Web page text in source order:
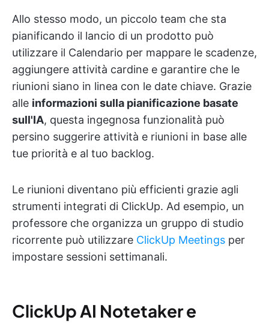
Allo stesso modo, un piccolo team che sta
pianificando il lancio di un prodotto può
utilizzare il Calendario per mappare le scadenze,
aggiungere attività cardine e garantire che le
riunioni siano in linea con le date chiave. Grazie
alle informazioni sulla pianificazione basate
sull'IA, questa ingegnosa funzionalità può
persino suggerire attività e riunioni in base alle
tue priorità e al tuo backlog.
Le riunioni diventano più efficienti grazie agli
strumenti integrati di ClickUp. Ad esempio, un
professore che organizza un gruppo di studio
ricorrente può utilizzare ClickUp Meetings per
impostare sessioni settimanali.
ClickUp AI Notetaker e